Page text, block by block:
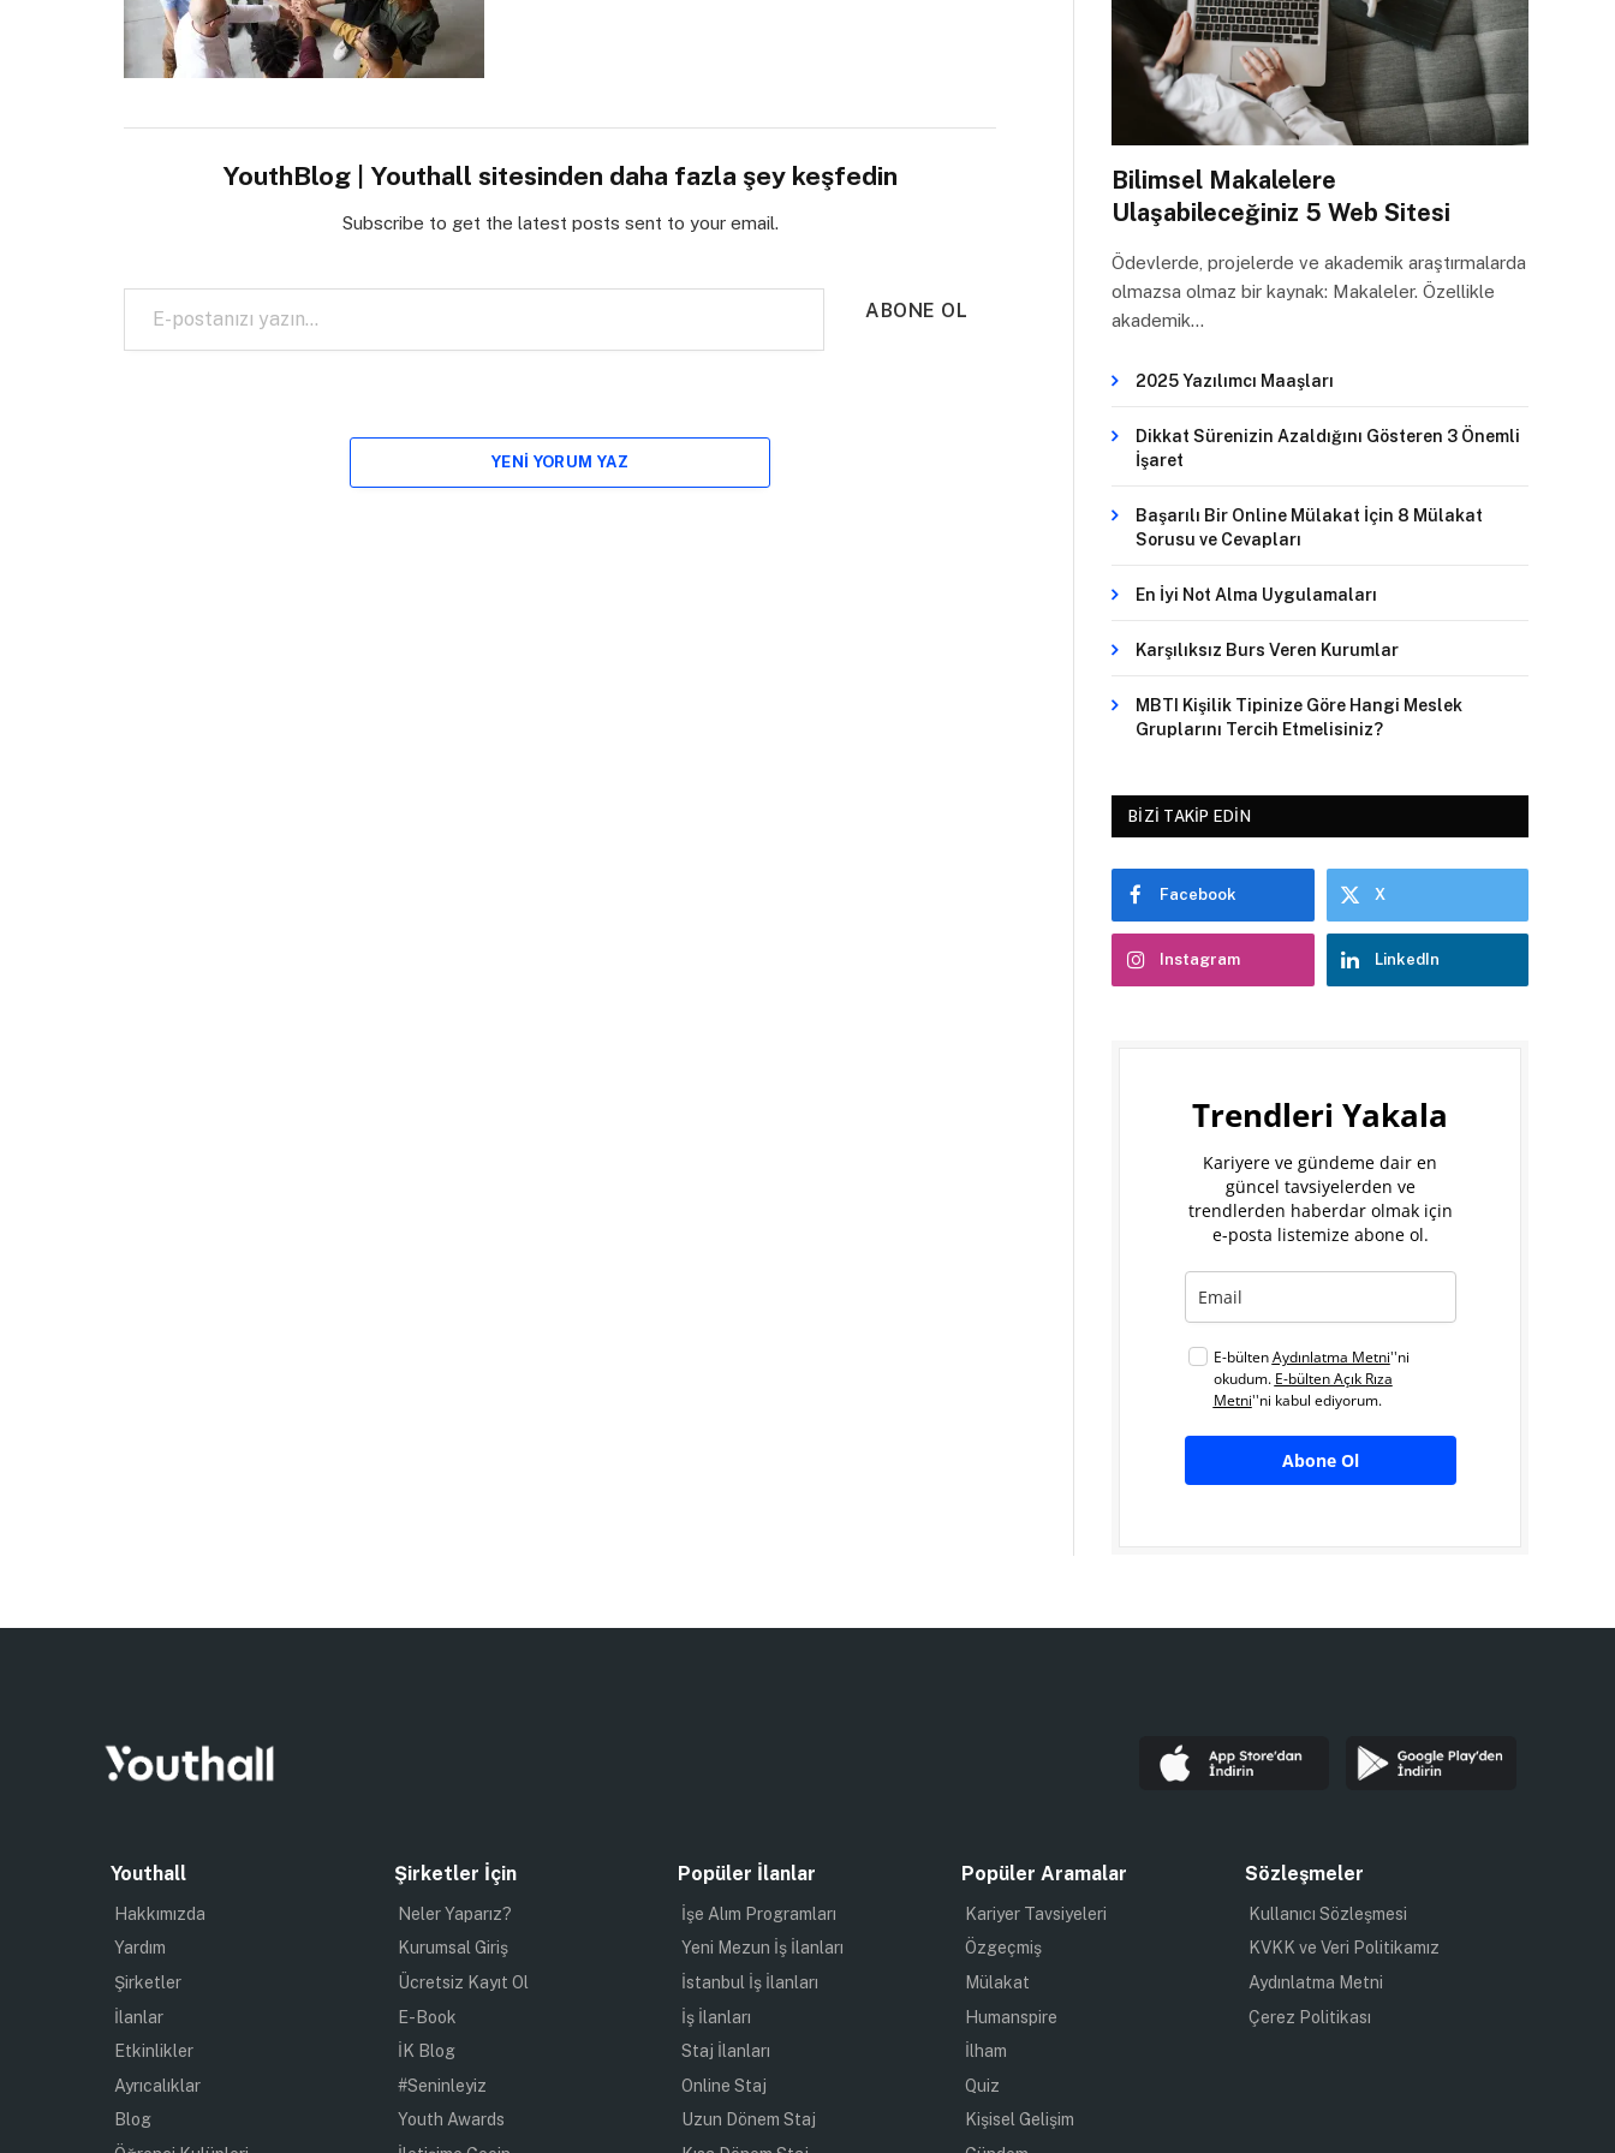
YouthBlog | Youthall sitesinden daha fazla şey keşfedin
Subscribe to get the latest posts sent to your email.
E-postanızı yazın…
ABONE OL
YENI YORUM YAZ
Bilimsel Makalelere
Ulaşabileceğiniz 5 Web Sitesi
Ödevlerde, projelerde ve akademik araştırmalarda
olmazsa olmaz bir kaynak: Makaleler. Özellikle
akademik…
2025 Yazılımcı Maaşları
Dikkat Sürenizin Azaldığını Gösteren 3 Önemli
İşaret
Başarılı Bir Online Mülakat İçin 8 Mülakat
Sorusu ve Cevapları
En İyi Not Alma Uygulamaları
Karşılıksız Burs Veren Kurumlar
MBTI Kişilik Tipinize Göre Hangi Meslek
Gruplarını Tercih Etmelisiniz?
BIZI TAKIP EDIN
Facebook X
Instagram LinkedIn
Trendleri Yakala
Kariyere ve gündeme dair en
güncel tavsiyelerden ve
trendlerden haberdar olmak için
e-posta listemize abone ol.
E-bültenAydınlatma Metni''ni
okudum. E-bülten Açık Rıza
Metni''ni kabul ediyorum.
Abone Ol
Youthall
Hakkımızda
Yardım
Şirketler
İlanlar
Etkinlikler
Ayrıcalıklar
Blog
Şirketler İçin
Neler Yaparız?
Kurumsal Giriş
Ücretsiz Kayıt Ol
E-Book
İK Blog
#Seninleyiz
Youth Awards
Popüler İlanlar
İşe Alım Programları
Yeni Mezun İş İlanları
İstanbul İş İlanları
İş İlanları
Staj İlanları
Online Staj
Uzun Dönem Staj
Popüler Aramalar
Kariyer Tavsiyeleri
Özgeçmiş
Mülakat
Humanspire
İlham
Quiz
Kişisel Gelişim
Sözleşmeler
Kullanıcı Sözleşmesi
KVKK ve Veri Politikamız
Aydınlatma Metni
Çerez Politikası